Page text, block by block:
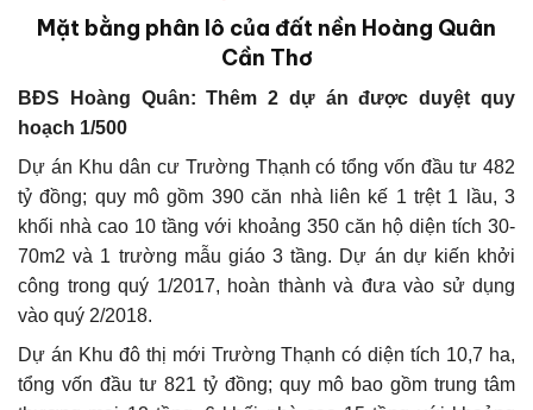
Mặt bằng phân lô của đất nền Hoàng Quân
Cần Thơ
BĐS Hoàng Quân: Thêm 2 dự án được duyệt quy
hoạch 1/500
Dự án Khu dân cư Trường Thạnh có tổng vốn đầu tư 482
tỷ đồng; quy mô gồm 390 căn nhà liên kế 1 trệt 1 lầu, 3
khối nhà cao 10 tầng với khoảng 350 căn hộ diện tích 30-
70m2 và 1 trường mẫu giáo 3 tầng. Dự án dự kiến khởi
công trong quý 1/2017, hoàn thành và đưa vào sử dụng
vào quý 2/2018.
Dự án Khu đô thị mới Trường Thạnh có diện tích 10,7 ha,
tổng vốn đầu tư 821 tỷ đồng; quy mô bao gồm trung tâm